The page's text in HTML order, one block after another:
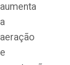
aumenta
a
aeração
e